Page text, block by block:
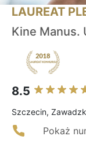
LAUREAT
Kine Manus.
8.5
Szczecin,
Pokaż